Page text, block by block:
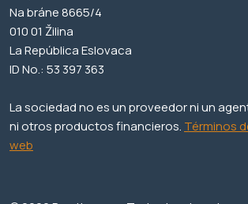
Na bráne 8665/4
010 01 Žilina
La República Eslovaca
ID No.: 53 397 363
La sociedad no es un proveedor ni un
ni otros productos financieros. Términos
web